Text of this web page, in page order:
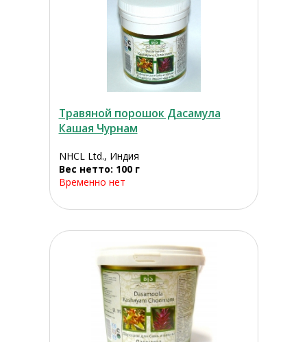
Травяной порошок Дасамула
Кашая Чурнам
NHCL Ltd., Индия
Вес нетто: 100 г
Временно нет